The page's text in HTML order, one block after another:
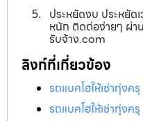
ประหยัดงบ ประหยัด
หนัก ติดต่อง่ายๆ ผ่า
รับจ้าง.com
ลิงก์ที่เกี่ยวข้อง
รถแบคโฮให้เช่าทุ่งครุ
รถแบคโฮให้เช่าทุ่งครุ